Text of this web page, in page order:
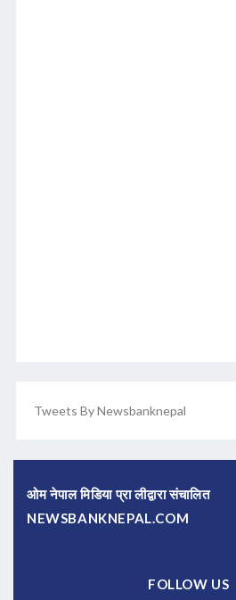
Tweets By Newsbanknepal
ओम नेपाल मिडिया प्रा लीद्वारा संचालित
NEWSBANKNEPAL.COM
FOLLOW US